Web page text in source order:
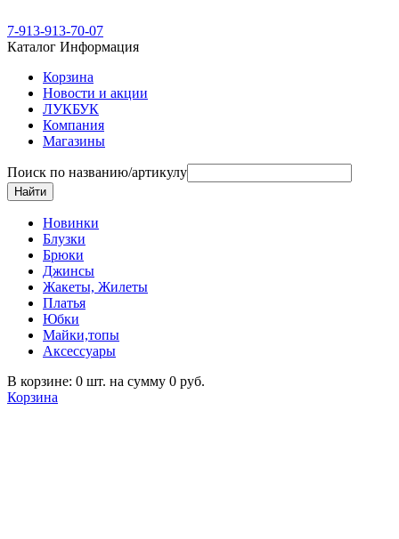
7-913-913-70-07
Каталог Информация
Корзина
Новости и акции
ЛУКБУК
Компания
Магазины
Поиск по названию/артикулу
Новинки
Блузки
Брюки
Джинсы
Жакеты, Жилеты
Платья
Юбки
Майки,топы
Аксессуары
В корзине: 0 шт. на сумму 0 руб.
Корзина